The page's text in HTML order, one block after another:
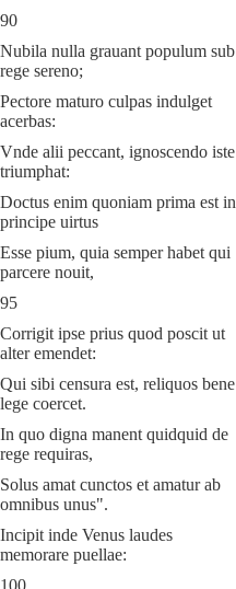
90
Nubila nulla grauant populum sub
rege sereno;
Pectore maturo culpas indulget
acerbas:
Vnde alii peccant, ignoscendo iste
triumphat:
Doctus enim quoniam prima est in
principe uirtus
Esse pium, quia semper habet qui
parcere nouit,
95
Corrigit ipse prius quod poscit ut
alter emendet:
Qui sibi censura est, reliquos bene
lege coercet.
In quo digna manent quidquid de
rege requiras,
Solus amat cunctos et amatur ab
omnibus unus".
Incipit inde Venus laudes
memorare puellae:
100